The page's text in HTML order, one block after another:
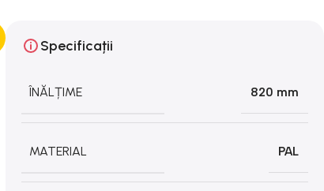
Specificații
ÎNĂLȚIME 820 mm
MATERIAL PAL